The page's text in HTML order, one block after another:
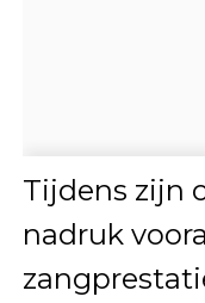
Tijdens zijn
nadruk